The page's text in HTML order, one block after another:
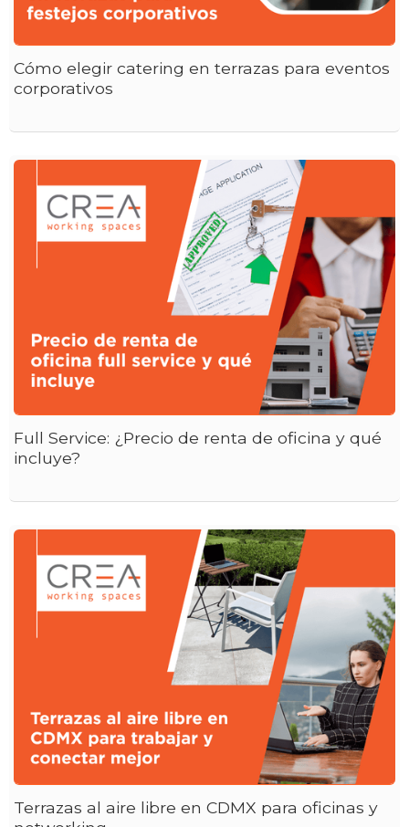
Cómo elegir catering en terrazas para eventos
corporativos
Full Service: ¿Precio de renta de oficina y qué
incluye?
Terrazas al aire libre en CDMX para oficinas y